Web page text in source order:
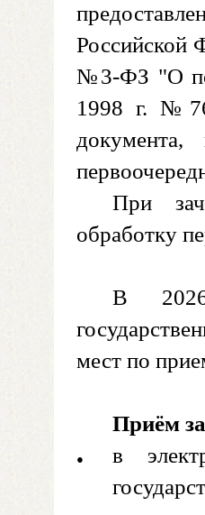
Российской
№3-ФЗ "О
1998 г.
При
обработку
В
мест по
Приём
в